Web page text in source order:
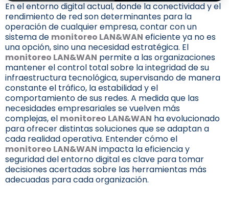
En el entorno digital actual, donde la conectividad y el
rendimiento de red son determinantes para la
operación de cualquier empresa, contar con un
sistema de monitoreo LAN&WAN eficiente ya no es
una opción, sino una necesidad estratégica. El
monitoreo LAN&WAN permite a las organizaciones
mantener el control total sobre la integridad de su
infraestructura tecnológica, supervisando de manera
constante el tráfico, la estabilidad y el
comportamiento de sus redes. A medida que las
necesidades empresariales se vuelven más
complejas, el monitoreo LAN&WAN ha evolucionado
para ofrecer distintas soluciones que se adaptan a
cada realidad operativa. Entender cómo el
monitoreo LAN&WAN impacta la eficiencia y
seguridad del entorno digital es clave para tomar
decisiones acertadas sobre las herramientas más
adecuadas para cada organización.